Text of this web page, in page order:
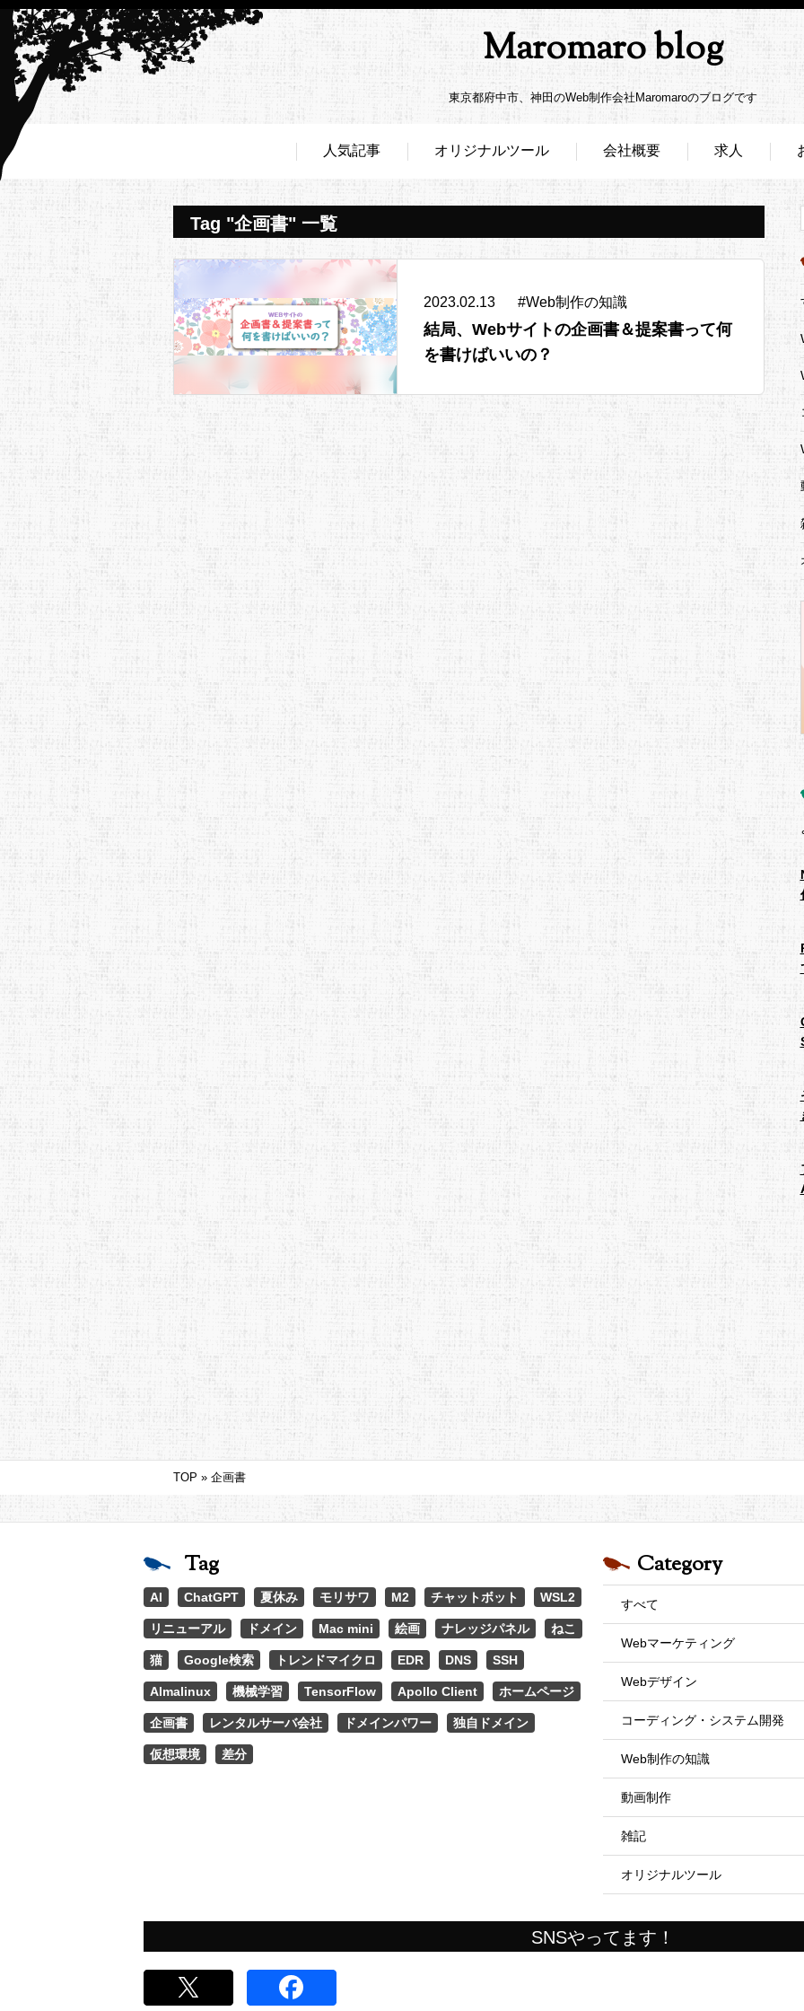
Maromaro blog
東京都府中市、神田のWeb制作会社Maromaroのブログです
人気記事 オリジナルツール 会社概要 求人
Tag "企画書" 一覧
2023.02.13 #Web制作の知識
結局、Webサイトの企画書＆提案書って何
を書けばいいの？
TOP »企画書
Category
すべて
Webマーケティング
Webデザイン
コーディング・システム開発
Web制作の知識
動画制作
雑記
オリジナルツール
Tag
AI ChatGPT 夏休み モリサワ M2 チャットボット WSL2
リニューアル ドメイン Mac mini 絵画 ナレッジパネル ねこ
猫 Google検索 トレンドマイクロ EDR DNS SSH
Almalinux 機械学習 TensorFlow Apollo Client ホームページ
企画書 レンタルサーバ会社 ドメインパワー 独自ドメイン
仮想環境 差分
SNSやってます！